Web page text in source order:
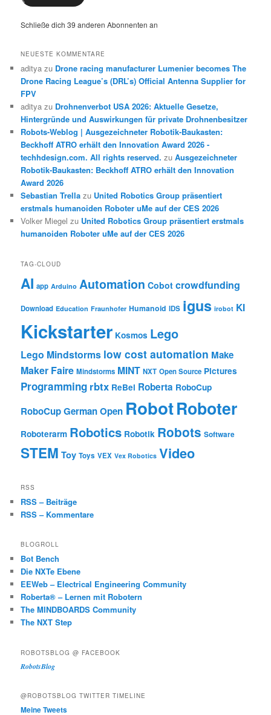
Schließe dich 39 anderen Abonnenten an
NEUESTE KOMMENTARE
aditya zu Drone racing manufacturer Lumenier becomes The
Drone Racing League’s (DRL’s) Official Antenna Supplier for
FPV
aditya zu Drohnenverbot USA 2026: Aktuelle Gesetze,
Hintergründe und Auswirkungen für private Drohnenbesitzer
Robots-Weblog | Ausgezeichneter Robotik-Baukasten:
Beckhoff ATRO erhält den Innovation Award 2026 -
techhdesign.com. All rights reserved. zuAusgezeichneter
Robotik-Baukasten: Beckhoff ATRO erhält den Innovation
Award 2026
Sebastian Trella zu United Robotics Group präsentiert
erstmals humanoiden Roboter uMe auf der CES 2026
Volker Miegel zu United Robotics Group präsentiert erstmals
humanoiden Roboter uMe auf der CES 2026
TAG-CLOUD
AI app Arduino Automation Cobot crowdfunding
Download Education Fraunhofer Humanoid IDS igus irobot KI
Kickstarter Kosmos Lego
Lego Mindstorms low cost automation Make
Maker Faire Mindstorms MINT NXT Open Source Pictures
Programming rbtx ReBel Roberta RoboCup
RoboCup German Open RobotRoboter
Roboterarm Robotics Robotik Robots Software
STEM Toy Toys VEX Vex Robotics Video
RSS
RSS – Beiträge
RSS – Kommentare
BLOGROLL
Bot Bench
Die NXTe Ebene
EEWeb – Electrical Engineering Community
Roberta® – Lernen mit Robotern
The MINDBOARDS Community
The NXT Step
ROBOTSBLOG @ FACEBOOK
RobotsBlog
@ROBOTSBLOG TWITTER TIMELINE
Meine Tweets